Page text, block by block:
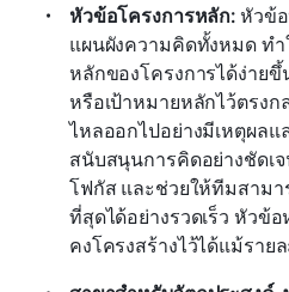
หัวข้อโครงการหลัก: หัวข้
แผนผังความคิดทั้งหมด ท
หลักของโครงการได้ง่ายขึ้
หรือเป้าหมายหลักไว้ตรงก
ไหลออกไปอย่างมีเหตุผลแ
สนับสนุนการคิดอย่างชัดเ
โฟกัส และช่วยให้ทีมสาม
ที่สุดได้อย่างรวดเร็ว หัวข้
คงโครงสร้างไว้ได้แม้ราย